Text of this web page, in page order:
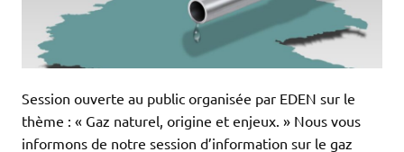
Session ouverte au public organisée par EDEN sur le
thème : « Gaz naturel, origine et enjeux. » Nous vous
informons de notre session d’information sur le gaz